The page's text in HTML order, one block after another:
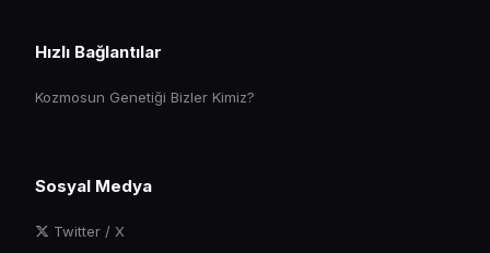
Hızlı Bağlantılar
Kozmosun Genetiği Bizler Kimiz?
Sosyal Medya
Twitter / X